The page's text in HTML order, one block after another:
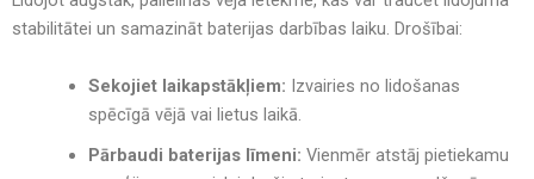
stabilitātei un samazināt baterijas darbības laiku. Drošībai:
Sekojiet laikapstākļiem: Izvairies no lidošanas
spēcīgā vējā vai lietus laikā.
Pārbaudi baterijas līmeni: Vienmēr atstāj pietiekamu